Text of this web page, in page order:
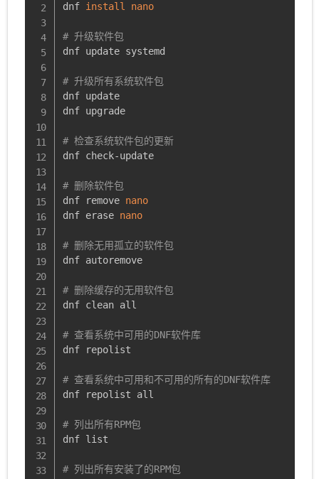
dnf install nano
# 升级软件包
dnf update systemd
# 升级所有系统软件包
dnf update
dnf upgrade
# 检查系统软件包的更新
dnf check-update
# 删除软件包
dnf remove nano
dnf erase nano
# 删除无用孤立的软件包
dnf autoremove
# 删除缓存的无用软件包
dnf clean all
# 查看系统中可用的DNF软件库
dnf repolist
# 查看系统中可用和不可用的所有的DNF软件库
dnf repolist all
# 列出所有RPM包
dnf list
# 列出所有安装了的RPM包